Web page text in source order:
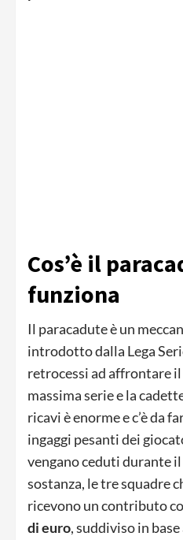
Cos’è il
funziona
Il paracadute è un
introdotto dalla Lega
retrocessi ad affrontare
massima serie e la
ricavi è enorme e c’è da
ingaggi pesanti dei
vengano ceduti durante
sostanza, le tre squadre
ricevono un contributo
di euro, suddiviso in